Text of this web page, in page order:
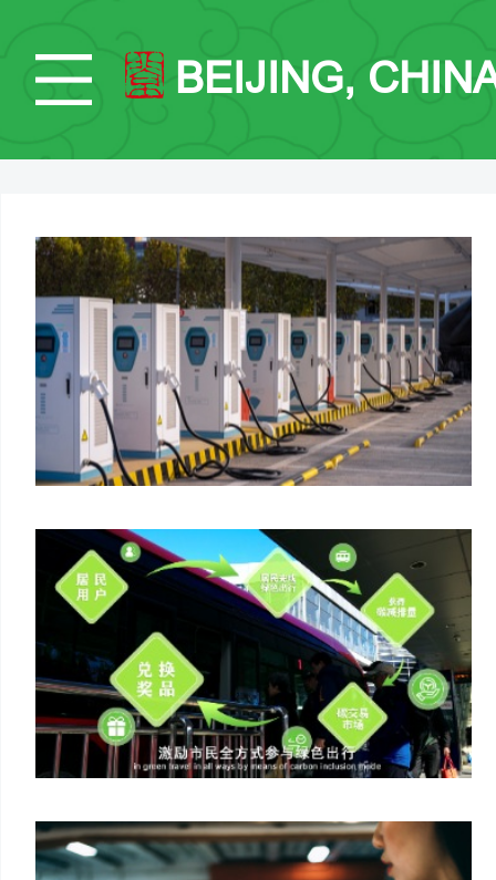
BEIJING,